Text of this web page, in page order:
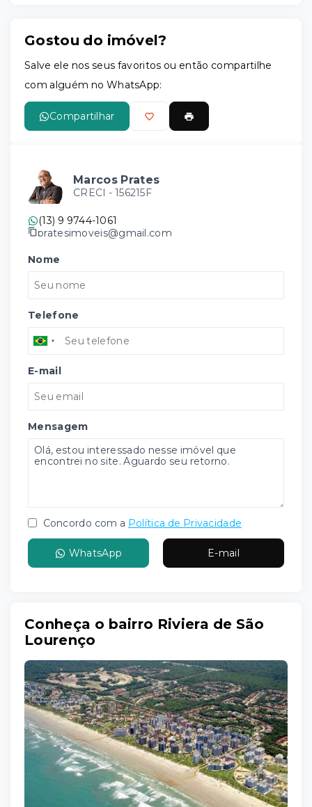
Gostou do imóvel?
Salve ele nos seus favoritos ou então compartilhe
com alguém no WhatsApp:
Compartilhar
Marcos Prates
CRECI - 156215F
(13) 9 9744-1061
pratesimoveis@gmail.com
Nome
Telefone
E-mail
Mensagem
Concordo com a Política de Privacidade
WhatsApp E-mail
Conheça o bairro Riviera de São
Lourenço